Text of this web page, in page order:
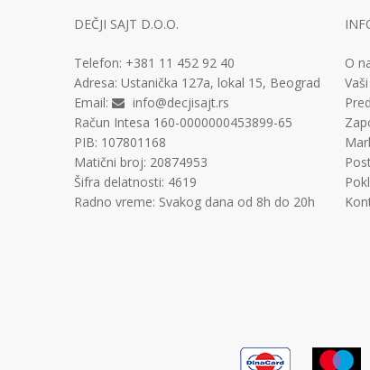
DEČJI SAJT D.O.O.
Telefon: +381 11 452 92 40
Adresa: Ustanička 127a, lokal 15, Beograd
Email:
info@decjisajt.rs
Račun Intesa 160-0000000453899-65
PIB: 107801168
Matični broj: 20874953
Šifra delatnosti: 4619
Radno vreme: Svakog dana od 8h do 20h
O